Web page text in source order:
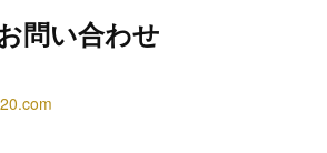
問い合わせ